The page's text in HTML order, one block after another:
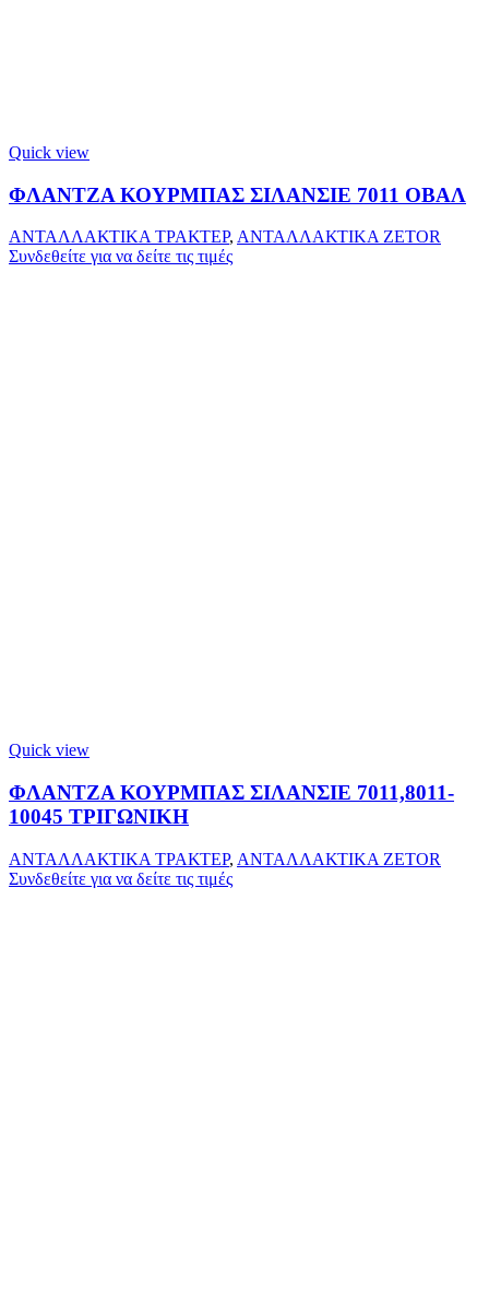
Quick view
ΦΛΑΝΤΖΑ ΚΟΥΡΜΠΑΣ ΣΙΛΑΝΣΙΕ 7011 ΟΒΑΛ
ΑΝΤΑΛΛΑΚΤΙΚΑ ΤΡΑΚΤΕΡ, ΑΝΤΑΛΛΑΚΤΙΚΑ ZETOR
Συνδεθείτε για να δείτε τις τιμές
Quick view
ΦΛΑΝΤΖΑ ΚΟΥΡΜΠΑΣ ΣΙΛΑΝΣΙΕ 7011,8011-
10045 ΤΡΙΓΩΝΙΚΗ
ΑΝΤΑΛΛΑΚΤΙΚΑ ΤΡΑΚΤΕΡ, ΑΝΤΑΛΛΑΚΤΙΚΑ ZETOR
Συνδεθείτε για να δείτε τις τιμές